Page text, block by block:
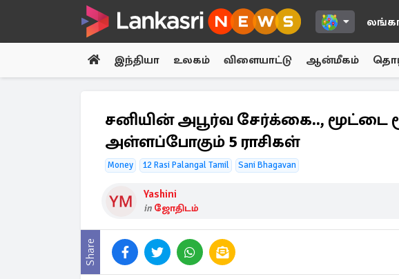
இந்தியா உலகம் விளையாட்டு ஆன்மீகம்
சனியின் அபூர்வ சேர்க்கை..,
அள்ளப்போகும் 5 ராசிகள்
Money 12 Rasi Palangal Tamil Sani Bhagavan
Yashini
in ஜோதிடம்
Share